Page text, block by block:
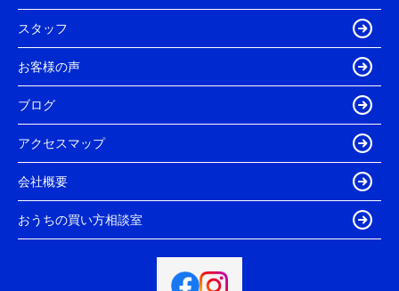
スタッフ
お客様の声
ブログ
アクセスマップ
会社概要
おうちの買い方相談室